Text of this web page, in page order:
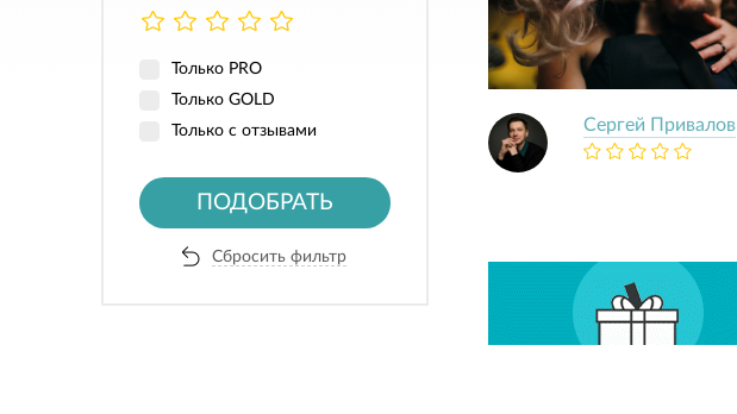
Только PRO
Только GOLD
Только с отзывами
ПОДОБРАТЬ
Сбросить фильтр
Сергей Привалов